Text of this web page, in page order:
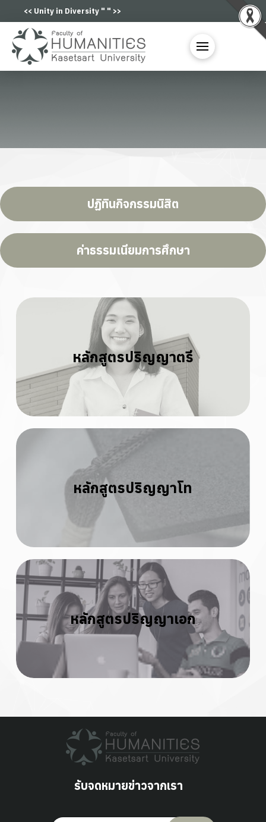
<< Unity in Diversity " " >>
ปฏิทินกิจกรรมนิสิต
ค่าธรรมเนียมการศึกษา
หลักสูตรปริญญาตรี
หลักสูตรปริญญาโท
หลักสูตรปริญญาเอก
รับจดหมายข่าวจากเรา